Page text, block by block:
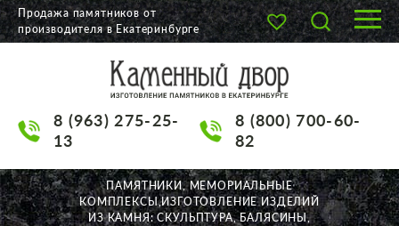
О КОМПАНИИ
НАШИ РАБОТЫ
АКЦИИ
ДОСТАВКА
Продажа памятников от
производителя в Екатеринбурге
8 (963) 275-25-
13
8 (800) 700-60-
82
ПАМЯТНИКИ, МЕМОРИАЛЬНЫЕ
КОМПЛЕКСЫ,ИЗГОТОВЛЕНИЕ ИЗДЕЛИЙ
ИЗ КАМНЯ: СКУЛЬПТУРА, БАЛЯСИНЫ,